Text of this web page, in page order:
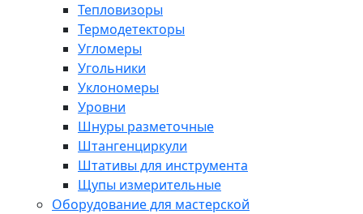
Тепловизоры
Термодетекторы
Угломеры
Угольники
Уклономеры
Уровни
Шнуры разметочные
Штангенциркули
Штативы для инструмента
Щупы измерительные
Оборудование для мастерской